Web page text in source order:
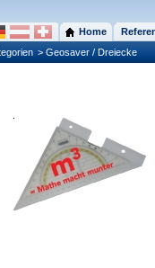
Home
> Geosaver / Dreiecke